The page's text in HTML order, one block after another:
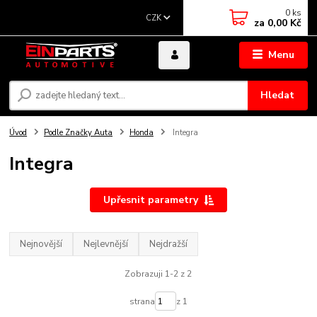
Menu
CZK
Hledat
0 ks
za 0,00 Kč
Úvod Podle Značky Auta Honda Integra
Integra
Upřesnit parametry
Nejnovější Nejlevnější Nejdražší
Zobrazuji 1-2 z 2
strana z 1